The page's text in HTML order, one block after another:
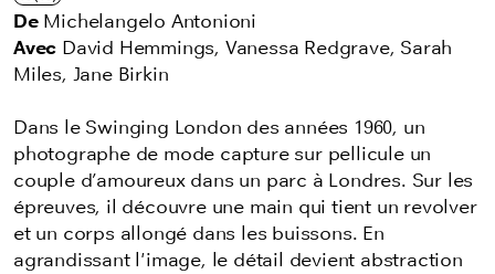
DeMichelangelo Antonioni
Avec David Hemmings, Vanessa Redgrave, Sarah
Miles, Jane Birkin
Dans le Swinging London des années 1960, un
photographe de mode capture sur pellicule un
couple d’amoureux dans un parc à Londres. Sur les
épreuves, il découvre une main qui tient un revolver
et un corps allongé dans les buissons. En
agrandissant l'image, le détail devient abstraction